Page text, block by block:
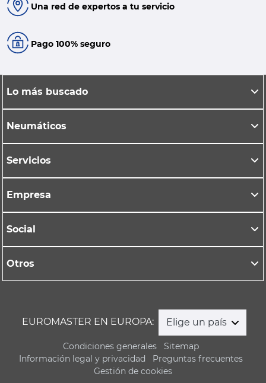
Una red de expertos a tu servicio
Pago 100% seguro
Lo más buscado
Neumáticos
Servicios
Empresa
Social
Otros
EUROMASTER EN EUROPA: Elige un país
Condiciones generales
Sitemap
Información legal y privacidad
Preguntas frecuentes
Gestión de cookies